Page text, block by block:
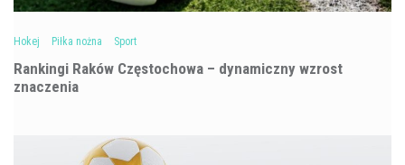
Hokej Piłka nożna Sport
Rankingi Raków Częstochowa – dynamiczny wzrost
znaczenia